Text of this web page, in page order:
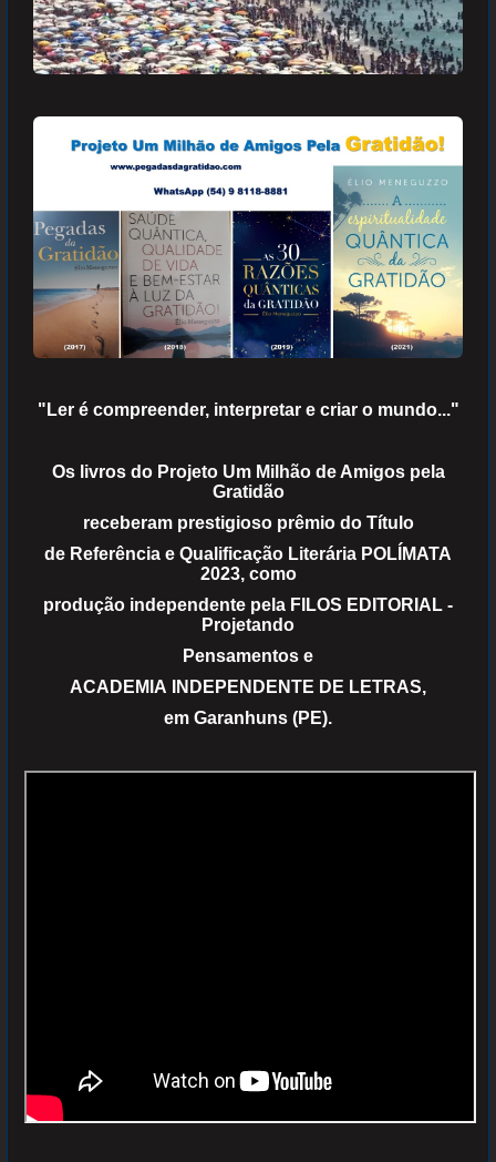
"Ler é compreender, interpretar e criar o mundo..."
Os livros do Projeto Um Milhão de Amigos pela
Gratidão
receberam prestigioso prêmio do Título
de Referência e Qualificação Literária POLÍMATA
2023, como
produção independente pela FILOS EDITORIAL -
Projetando
Pensamentos e
ACADEMIA INDEPENDENTE DE LETRAS,
em Garanhuns (PE).